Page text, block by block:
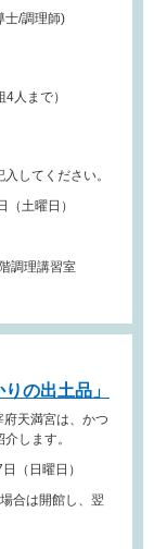
士/調理師)
まで）
してください。
土曜日）
調理講習室
の出土品」
天満宮は、かつ
します。
（日曜日）
合は開館し、翌